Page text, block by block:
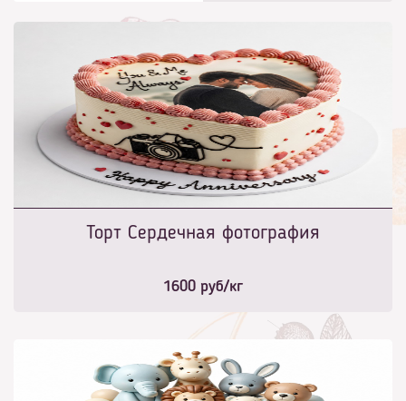
Торт Сердечная фотография
1600 руб/кг